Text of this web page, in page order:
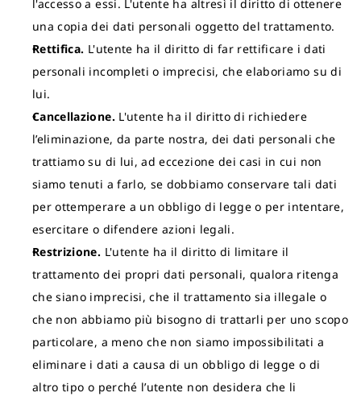
l'accesso a essi. L'utente ha altresì il diritto di ottenere
una copia dei dati personali oggetto del trattamento.
Rettifica. L'utente ha il diritto di far rettificare i dati
personali incompleti o imprecisi, che elaboriamo su di
lui.
Cancellazione. L'utente ha il diritto di richiedere
l’eliminazione, da parte nostra, dei dati personali che
trattiamo su di lui, ad eccezione dei casi in cui non
siamo tenuti a farlo, se dobbiamo conservare tali dati
per ottemperare a un obbligo di legge o per intentare,
esercitare o difendere azioni legali.
Restrizione. L'utente ha il diritto di limitare il
trattamento dei propri dati personali, qualora ritenga
che siano imprecisi, che il trattamento sia illegale o
che non abbiamo più bisogno di trattarli per uno scopo
particolare, a meno che non siamo impossibilitati a
eliminare i dati a causa di un obbligo di legge o di
altro tipo o perché l’utente non desidera che li